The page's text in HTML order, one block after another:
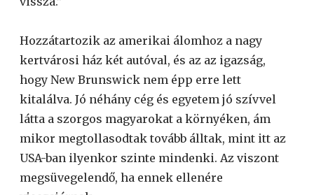
Hozzátartozik az amerikai álomhoz a nagy
kertvárosi ház két autóval, és az az igazság,
hogy New Brunswick nem épp erre lett
kitalálva. Jó néhány cég és egyetem jó szívvel
látta a szorgos magyarokat a környéken, ám
mikor megtollasodtak tovább álltak, mint itt az
USA-ban ilyenkor szinte mindenki. Az viszont
megsüvegelendő, ha ennek ellenére